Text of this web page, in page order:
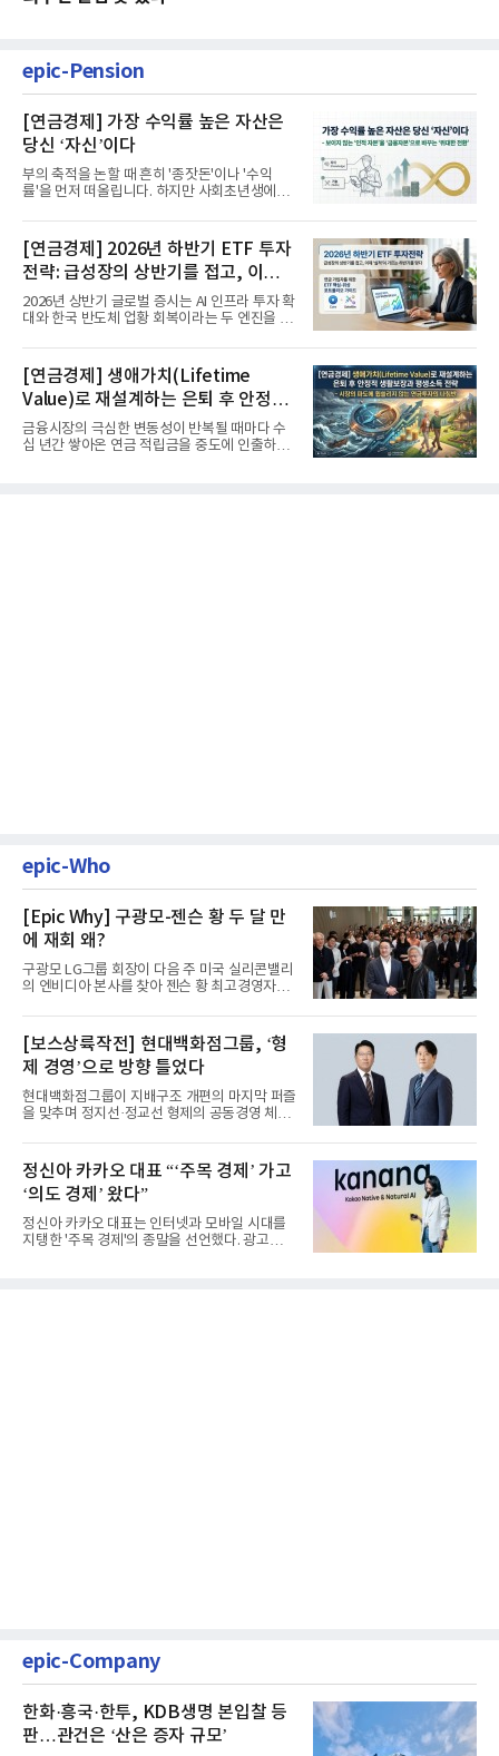
epic-Pension
[연금경제] 가장 수익률 높은 자산은
당신 ‘자신’이다
부의 축적을 논할 때 흔히 '종잣돈'이나 '수익
률'을 먼저 떠올립니다. 하지만 사회초년생에게
[연금경제] 2026년 하반기 ETF 투자
전략: 급성장의 상반기를 접고, 이제
'실적'이 가르는 하반기를 맞다
2026년 상반기 글로벌 증시는 AI 인프라 투자 확
대와 한국 반도체 업황 회복이라는 두 엔진을 달
[연금경제] 생애가치(Lifetime
Value)로 재설계하는 은퇴 후 안정적
생활보장과 평생소득 전략
금융시장의 극심한 변동성이 반복될 때마다 수
십 년간 쌓아온 연금 적립금을 중도에 인출하거
epic-Who
[Epic Why] 구광모-젠슨 황 두 달 만
에 재회 왜?
구광모 LG그룹 회장이 다음 주 미국 실리콘밸리
의 엔비디아 본사를 찾아 젠슨 황 최고경영자
[보스상륙작전] 현대백화점그룹, ‘형
제 경영’으로 방향 틀었다
현대백화점그룹이 지배구조 개편의 마지막 퍼즐
을 맞추며 정지선·정교선 형제의 공동경영 체제
정신아 카카오 대표 “‘주목 경제’ 가고
‘의도 경제’ 왔다”
정신아 카카오 대표는 인터넷과 모바일 시대를
지탱한 '주목 경제'의 종말을 선언했다. 광고를
epic-Company
한화·흥국·한투, KDB생명 본입찰 등
판…관건은 ‘산은 증자 규모’